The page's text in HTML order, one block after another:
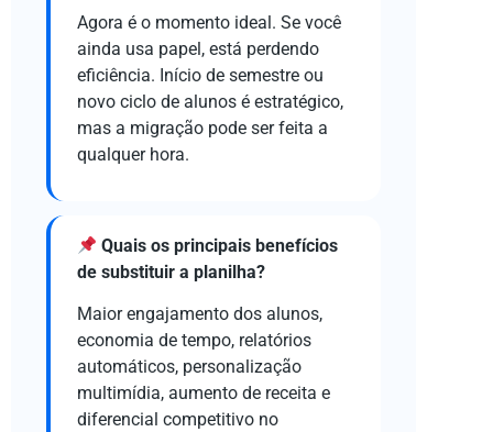
Agora é o momento ideal. Se você
ainda usa papel, está perdendo
eficiência. Início de semestre ou
novo ciclo de alunos é estratégico,
mas a migração pode ser feita a
qualquer hora.
Quais os principais benefícios
de substituir a planilha?
Maior engajamento dos alunos,
economia de tempo, relatórios
automáticos, personalização
multimídia, aumento de receita e
diferencial competitivo no